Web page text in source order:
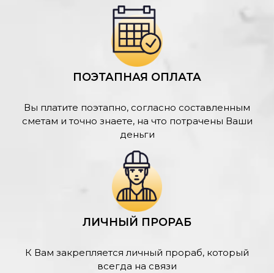
ПОЭТАПНАЯ ОПЛАТА
Вы платите поэтапно, согласно составленным
сметам и точно знаете, на что потрачены Ваши
деньги
ЛИЧНЫЙ ПРОРАБ
К Вам закрепляется личный прораб, который
всегда на связи